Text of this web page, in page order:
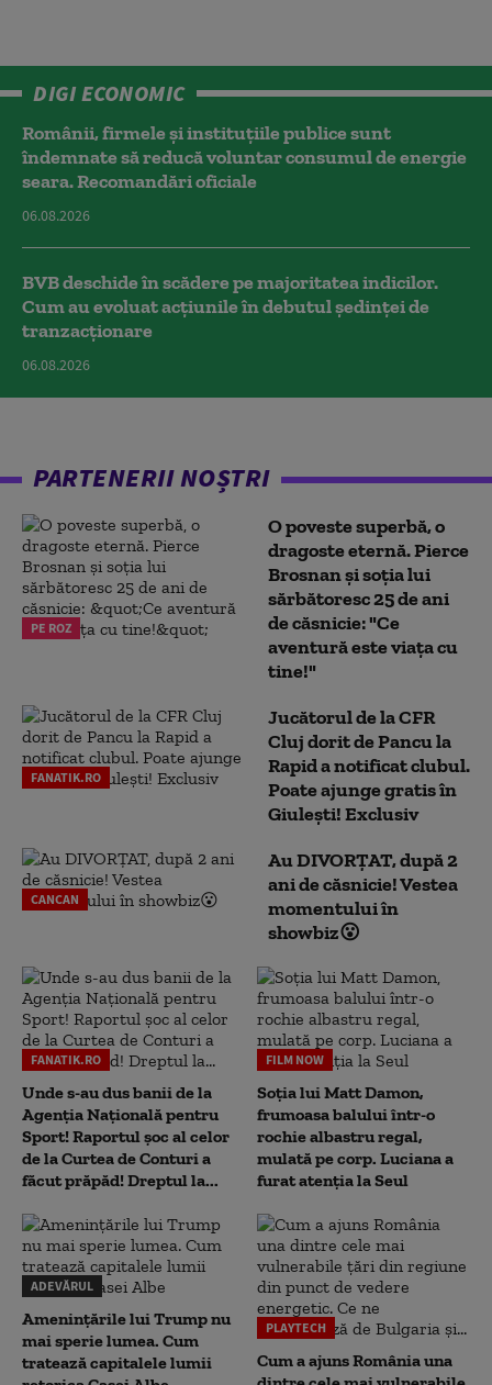
DIGI ECONOMIC
Românii, firmele și instituțiile publice sunt
îndemnate să reducă voluntar consumul de energie
seara. Recomandări oficiale
06.08.2026
BVB deschide în scădere pe majoritatea indicilor.
Cum au evoluat acțiunile în debutul ședinței de
tranzacționare
06.08.2026
PARTENERII NOȘTRI
PE ROZ
O poveste superbă, o
dragoste eternă. Pierce
Brosnan și soția lui
sărbătoresc 25 de ani
de căsnicie: "Ce
aventură este viața cu
tine!"
FANATIK.RO
Jucătorul de la CFR
Cluj dorit de Pancu la
Rapid a notificat clubul.
Poate ajunge gratis în
Giulești! Exclusiv
CANCAN
Au DIVORȚAT, după 2
ani de căsnicie! Vestea
momentului în
showbiz😮
FANATIK.RO
Unde s-au dus banii de la
Agenția Națională pentru
Sport! Raportul șoc al celor
de la Curtea de Conturi a
făcut prăpăd! Dreptul la...
FILM NOW
Soția lui Matt Damon,
frumoasa balului într-o
rochie albastru regal,
mulată pe corp. Luciana a
furat atenția la Seul
ADEVĂRUL
Amenințările lui Trump nu
mai sperie lumea. Cum
tratează capitalele lumii
PLAYTECH
Cum a ajuns România una